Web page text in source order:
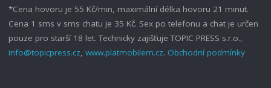
*Cena hovoru je 55 Kč/min, maximální délka hovoru 21 minut.
Cena 1 sms v sms chatu je 35 Kč. Sex po telefonu a chat je určen
pouze pro starší 18 let. Technicky zajišťuje TOPIC PRESS s.r.o.,
info@topicpress.cz, www.platmobilem.cz. Obchodní podmínky